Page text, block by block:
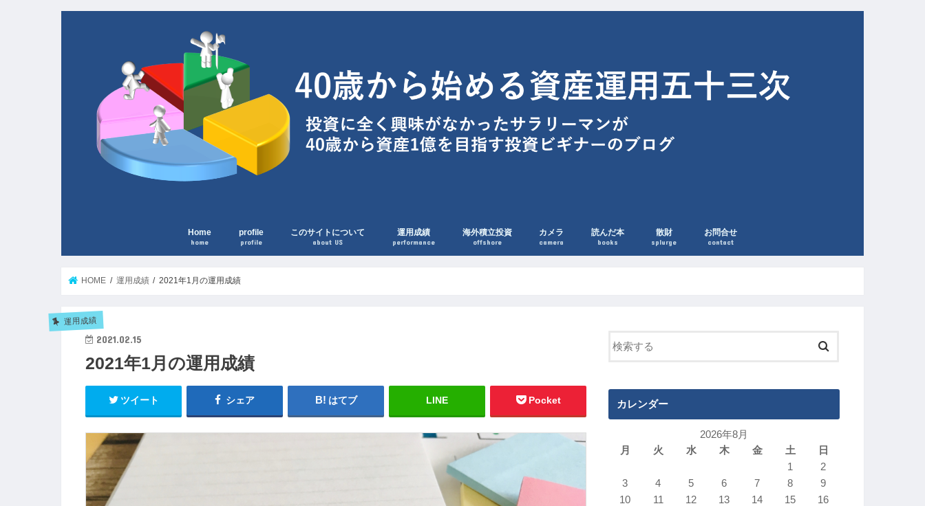
Home
home
profile
profile
このサイトについて
about US
運用成績
performance
海外積立投資
offshore
カメラ
camera
読んだ本
books
散財
splurge
お問合せ
contact
HOME 運用成績 2021年1月の運用成績
運用成績
2021.02.15
2021年1月の運用成績
ツイート シェア はてブ LINE Pocket カレンダー
2026年8月
月
火 水 木 金 土
日
1
2
3
4 5 6 7 8
9
10
11 12 13 14 15
16